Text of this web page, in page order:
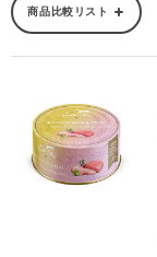
商品比較リスト